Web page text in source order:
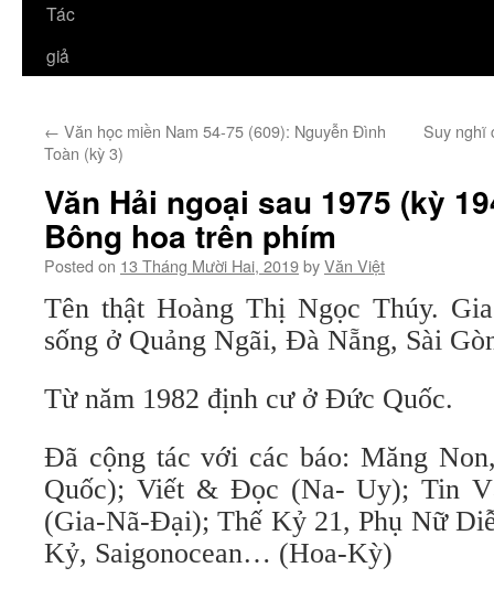
Tác
giả
← Văn học miền Nam 54-75 (609): Nguyễn Đình
Toàn (kỳ 3)
Suy nghĩ
Văn Hải ngoại sau 1975 (kỳ
Bông hoa trên phím
Posted on 13 Tháng Mười Hai, 2019byVăn Việt
Tên thật Hoàng Thị Ngọc Thúy.
sống ở Quảng Ngãi, Đà Nẵng, Sài
Từ năm 1982 định cư ở Đức Quốc.
Đã cộng tác với các báo: Măng
Quốc); Viết & Đọc (Na- Uy); Tin
(Gia-Nã-Đại); Thế Kỷ 21, Phụ Nữ
Kỷ, Saigonocean… (Hoa-Kỳ)